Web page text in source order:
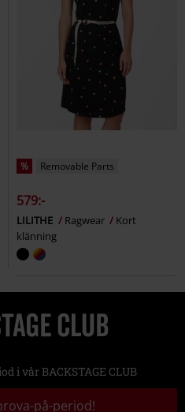
% Removable Parts
579:-
LILITHE Ragwear
Kort
klänning
i vår BACKSTAGE CLUB
på-period!